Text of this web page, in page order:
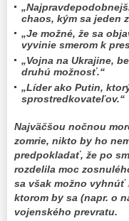
chaos, kým sa jeden
„Je možné, že sa
vyvinie smerom k
„Vojna na Ukrajine,
druhú možnosť.“
„Líder ako Putin,
sprostredkovateľov.“
Najväčšou nočnou
zomrie, nikto by ho
predpokladať, že po
rozdelila moc
sa však možno vyhnúť
ktorom by sa (napr. o
vojenského prevratu.